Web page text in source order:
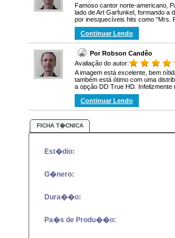
Famoso cantor norte-americano,
lado de Art Garfunkel, formando a
por inesquecíveis hits como “Mrs.
Continuar Lendo
Por Robson Candêo
Avaliação do autor:
A imagem está excelente, bem
também está ótimo com uma
a opção DD True HD. Infelizmente
Continuar Lendo
FICHA T�CNICA
Est�dio:
G�nero:
Dura��o:
Pa�s de Produ��o: